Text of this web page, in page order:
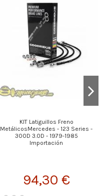
KIT Latiguillos Freno
MetálicosMercedes - 123 Series -
300D 3.0D - 1979-1985
Importación
94,30 €